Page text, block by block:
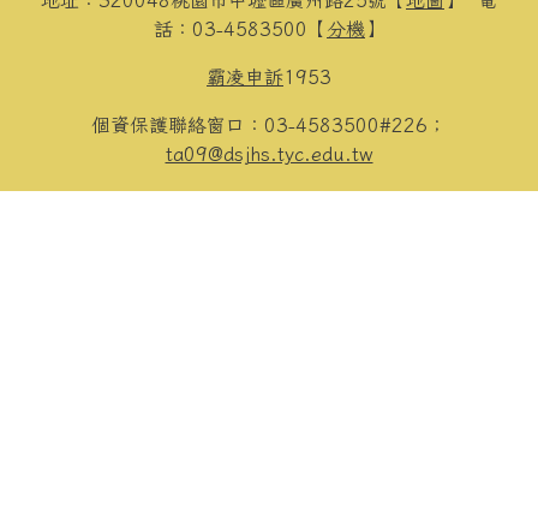
話：03-4583500【 分機 】
霸凌申訴1953
個資保護聯絡窗口：03-4583500#226；
ta09@dsjhs.tyc.edu.tw